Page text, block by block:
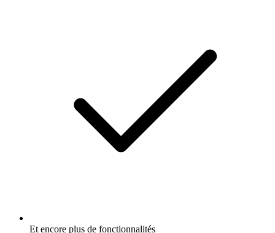
Et encore plus de fonctionnalités